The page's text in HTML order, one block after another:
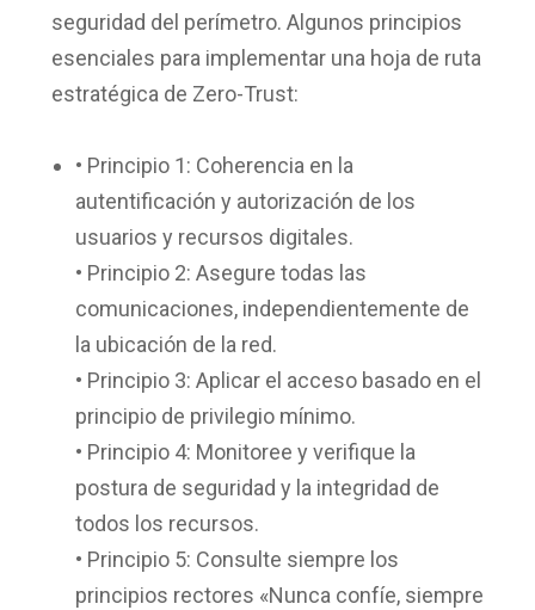
seguridad del perímetro. Algunos principios
esenciales para implementar una hoja de ruta
estratégica de Zero-Trust:
• Principio 1: Coherencia en la
autentificación y autorización de los
usuarios y recursos digitales.
• Principio 2: Asegure todas las
comunicaciones, independientemente de
la ubicación de la red.
• Principio 3: Aplicar el acceso basado en el
principio de privilegio mínimo.
• Principio 4: Monitoree y verifique la
postura de seguridad y la integridad de
todos los recursos.
• Principio 5: Consulte siempre los
principios rectores «Nunca confíe, siempre